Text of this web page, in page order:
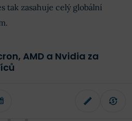
tak zasahuje celý globální
AMD a Nvidia za